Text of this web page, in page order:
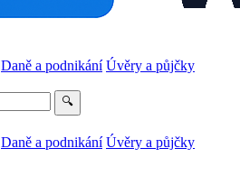
Daně a podnikání Úvěry a půjčky
🔍
Daně a podnikání Úvěry a půjčky